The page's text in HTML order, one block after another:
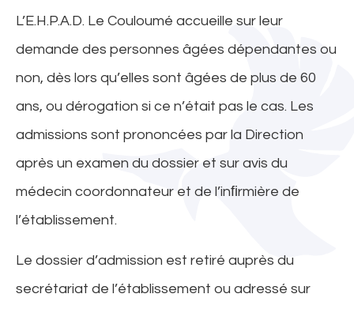
L’E.H.P.A.D. Le Couloumé accueille sur leur
demande des personnes âgées dépendantes ou
non, dès lors qu’elles sont âgées de plus de 60
ans, ou dérogation si ce n’était pas le cas. Les
admissions sont prononcées par la Direction
après un examen du dossier et sur avis du
médecin coordonnateur et de l’inﬁrmière de
l’établissement.
Le dossier d’admission est retiré auprès du
secrétariat de l’établissement ou adressé sur